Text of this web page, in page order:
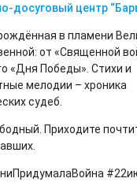
досуговый центр
в пламени
от «Священной
«Дня Победы». Стихи и
мелодии – хроника
судеб.
Приходите